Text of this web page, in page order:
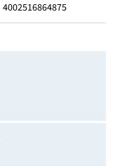
4002516864875